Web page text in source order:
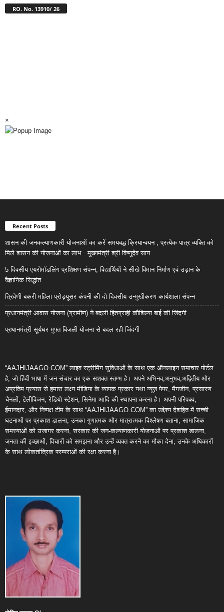
RO. No. 13910/ 26
×
Recent Posts
शासन की जनकल्याणकारी योजनाओं का करें समयबद्ध क्रियान्वयन , प्रत्येक पात्र व्यक्ति को
मिले शासन की योजनाओं का लाभ : मुख्यमंत्री श्री विष्णुदेव साय
5 दिवसीय एयरोमॉडलिंग प्रशिक्षण संपन्न, विद्यार्थियों ने सीखे विमान निर्माण एवं उड़ान के
वैज्ञानिक सिद्धांत
त्रिवेणी बकरी महिला प्रोड्यूसर कंपनी की दो दिवसीय उन्मुखीकरण कार्यशाला संपन्न
प्रधानमंत्री आवास योजना (ग्रामीण) ने बदली हितग्राही कौशिल्या बाई की जिंदगी
प्रधानमंत्री सूर्यघर मुफ्त बिजली योजना से बदल रही जिंदगी
“AAJHIJAAGO.COM” लाइव स्ट्रीमिंग सुविधाओं के साथ एक ऑनलाइन समाचार पोर्टल
है, जो हिंदी भाषा में जन-संचार का एक सशक्त स्तम्भ है। अपने अभिनव,अनुभव,अद्वितीय और
अप्रतिम प्रयास से हमारा लक्ष्य मीडिया के व्यापक प्रकार यथा न्यूज़ पेपर, मैगजीन, प्रसारण
चैनलों, टेलीविजन, रेडियो स्टेशन, सिनेमा आदि की स्थापना करना है। अपनी परिपक्व,
ईमानदार, और निष्पक्ष टीम के साथ “AAJHIJAAGO.COM” का उद्देश्य देशहित में सच्ची
घटनाओं पर प्रकाश डालना, उनका गुणात्मक और मात्रात्मक विश्लेषण बताना, सामाजिक
समस्याओं को उजागर करना, सरकार की जन-कल्याणकारी योजनाओं पर प्रकाश डालना,
जनता की इच्छाओं, विचारों को समझना और उन्हें व्यक्त करने का मौका देना, उनके अधिकारों
के साथ लोकतांत्रिक परम्पराओं की रक्षा करना है।